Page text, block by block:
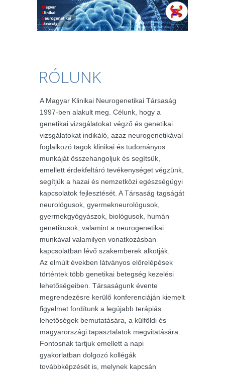
RÓLUNK
A Magyar Klinikai Neurogenetikai Társaság
1997-ben alakult meg. Célunk, hogy a
genetikai vizsgálatokat végző és genetikai
vizsgálatokat indikáló, azaz neurogenetikával
foglalkozó tagok klinikai és tudományos
munkáját összehangoljuk és segítsük,
emellett érdekfeltáró tevékenységet végzünk,
segítjük a hazai és nemzetközi egészségügyi
kapcsolatok fejlesztését. A Társaság tagságát
neurológusok, gyermekneurológusok,
gyermekgyógyászok, biológusok, humán
genetikusok, valamint a neurogenetikai
munkával valamilyen vonatkozásban
kapcsolatban lévő szakemberek alkotják.
Az elmúlt években látványos előrelépések
történtek több genetikai betegség kezelési
lehetőségeiben. Társaságunk évente
megrendezésre kerülő konferenciáján kiemelt
figyelmet fordítunk a legújabb terápiás
lehetőségek bemutatására, a külföldi és
magyarországi tapasztalatok megvitatására.
Fontosnak tartjuk emellett a napi
gyakorlatban dolgozó kollégák
továbbképzését is, melynek kapcsán